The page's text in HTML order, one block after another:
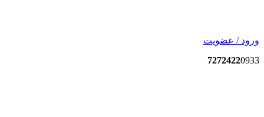
ورود / عضویت
72724220933